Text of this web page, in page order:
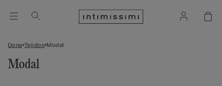
Dona Tejidos Modal
Modal